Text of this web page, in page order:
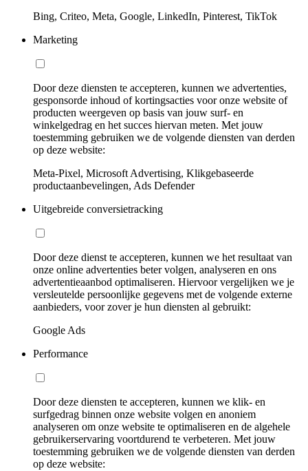
Bing, Criteo, Meta, Google, LinkedIn, Pinterest, TikTok
Marketing
Door deze diensten te accepteren, kunnen we advertenties,
gesponsorde inhoud of kortingsacties voor onze website of
producten weergeven op basis van jouw surf- en
winkelgedrag en het succes hiervan meten. Met jouw
toestemming gebruiken we de volgende diensten van derden
op deze website:
Meta-Pixel, Microsoft Advertising, Klikgebaseerde
productaanbevelingen, Ads Defender
Uitgebreide conversietracking
Door deze dienst te accepteren, kunnen we het resultaat van
onze online advertenties beter volgen, analyseren en ons
advertentieaanbod optimaliseren. Hiervoor vergelijken we je
versleutelde persoonlijke gegevens met de volgende externe
aanbieders, voor zover je hun diensten al gebruikt:
Google Ads
Performance
Door deze diensten te accepteren, kunnen we klik- en
surfgedrag binnen onze website volgen en anoniem
analyseren om onze website te optimaliseren en de algehele
gebruikerservaring voortdurend te verbeteren. Met jouw
toestemming gebruiken we de volgende diensten van derden
op deze website: